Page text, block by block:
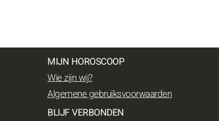
MIJN HOROSCOOP
Wie zijn wij?
Algemene gebruiksvoorwaarden
BLIJF VERBONDEN